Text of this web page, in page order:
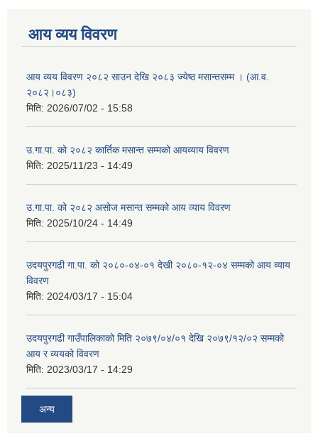
आय व्यय विवरण
आय व्यय विवरण २०८२ साउन देखि २०८३ ज्येष्ठ मसान्तसम्म । (आ.व.
२०८२।०८३)
मिति: 2026/07/02 - 15:58
उ.गा.पा. को २०८२ कार्तिक मसान्त सम्मको आयव्याय विवरण
मिति: 2025/11/23 - 14:49
उ.गा.पा. को २०८२ असोज मसान्त सम्मको आय व्याय विवरण
मिति: 2025/10/24 - 14:49
उदयपुरगढी गा.पा. को २०८०-०४-०१ देखी २०८०-१२-०४ सम्मको आय व्याय
विवरण
मिति: 2024/03/17 - 15:04
उदयपुरगढी गाउँपालिकाको मिति २०७९/०४/०१ देखि २०७९/१२/०२ सम्मको
आय र व्ययको विवरण
मिति: 2023/03/17 - 14:29
अन्य